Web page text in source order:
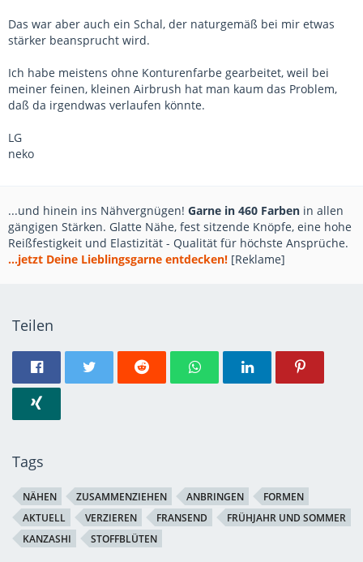
Das war aber auch ein Schal, der naturgemäß bei mir etwas
stärker beansprucht wird.
Ich habe meistens ohne Konturenfarbe gearbeitet, weil bei
meiner feinen, kleinen Airbrush hat man kaum das Problem,
daß da irgendwas verlaufen könnte.
LG
neko
...und hinein ins Nähvergnügen! Garne in 460 Farben in allen
gängigen Stärken. Glatte Nähe, fest sitzende Knöpfe, eine hohe
Reißfestigkeit und Elastizität - Qualität für höchste Ansprüche.
...jetzt Deine Lieblingsgarne entdecken! [Reklame]
Teilen
Tags
NÄHEN ZUSAMMENZIEHEN ANBRINGEN
FORMEN
AKTUELL
VERZIEREN FRANSEND
FRÜHJAHR UND SOMMER
KANZASHI
STOFFBLÜTEN